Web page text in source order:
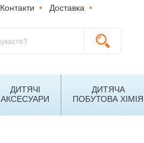
Контакти • Доставка •
ДИТЯЧІ
АКСЕСУАРИ
ДИТЯЧА
ПОБУТОВА ХІМІЯ